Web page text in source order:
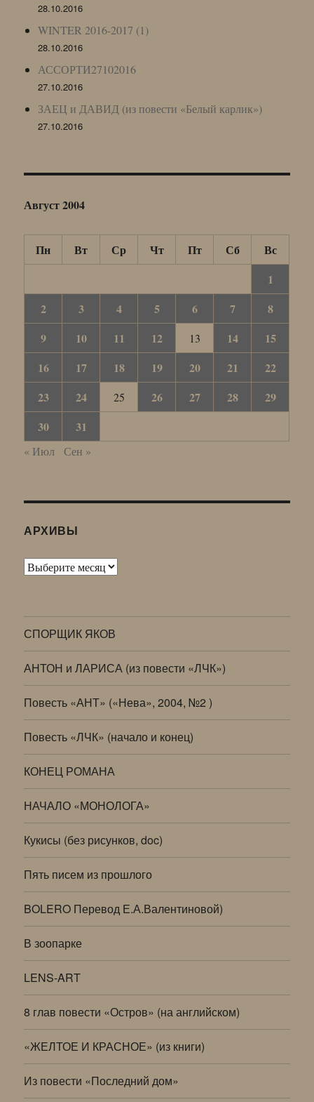
28.10.2016
WINTER 2016-2017 (1)
28.10.2016
АССОРТИ27102016
27.10.2016
ЗАЕЦ и ДАВИД (из повести «Белый карлик»)
27.10.2016
Август 2004
Пн Вт Ср Чт Пт Сб
Вс
1
2
3 4 5 6 7
8
9
10 11 12 13 14
15
16
17 18 19 20 21
22
23
24 25 26 27 28
29
30
31
« Июл Сен »
АРХИВЫ
Архивы
СПОРЩИК ЯКОВ
АНТОН и ЛАРИСА (из повести «ЛЧК»)
Повесть «АНТ» («Нева», 2004, №2 )
Повесть «ЛЧК» (начало и конец)
КОНЕЦ РОМАНА
НАЧАЛО «МОНОЛОГА»
Кукисы (без рисунков, doc)
Пять писем из прошлого
BOLERO Перевод Е.А.Валентиновой)
В зоопарке
LENS-ART
8 глав повести «Остров» (на английском)
«ЖЕЛТОЕ И КРАСНОЕ» (из книги)
Из повести «Последний дом»